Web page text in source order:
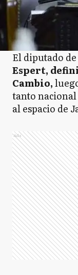
El diputado
Espert,
Cambio,
tanto
al espacio de
Ads